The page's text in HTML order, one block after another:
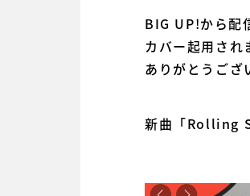
BIG UP!から配
カバー起用され
ありがとうござ
新曲「Rolling